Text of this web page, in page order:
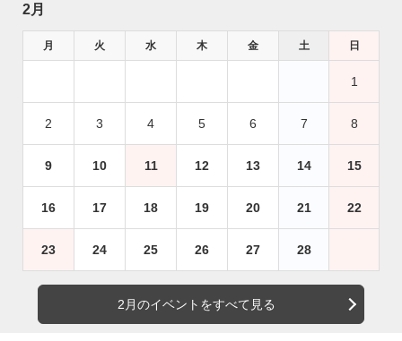
2月
月 火 水 木 金 土 日
1
2 3 4 5 6 7 8
9 10 11 12 13 14 15
16 17 18 19 20 21 22
23 24 25 26 27 28
2月のイベントをすべて見る